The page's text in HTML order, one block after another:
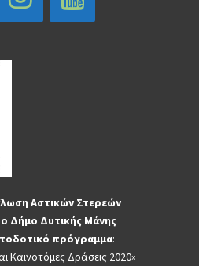
Αστικών Στερεών
Δήμο Δυτικής Μάνης
πρόγραμμα:
Καινοτόμες Δράσεις 2020»